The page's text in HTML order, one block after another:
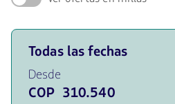
Ver
ofertas
de
vuelos
para
Todas las fechas
Desde
COP 310.540